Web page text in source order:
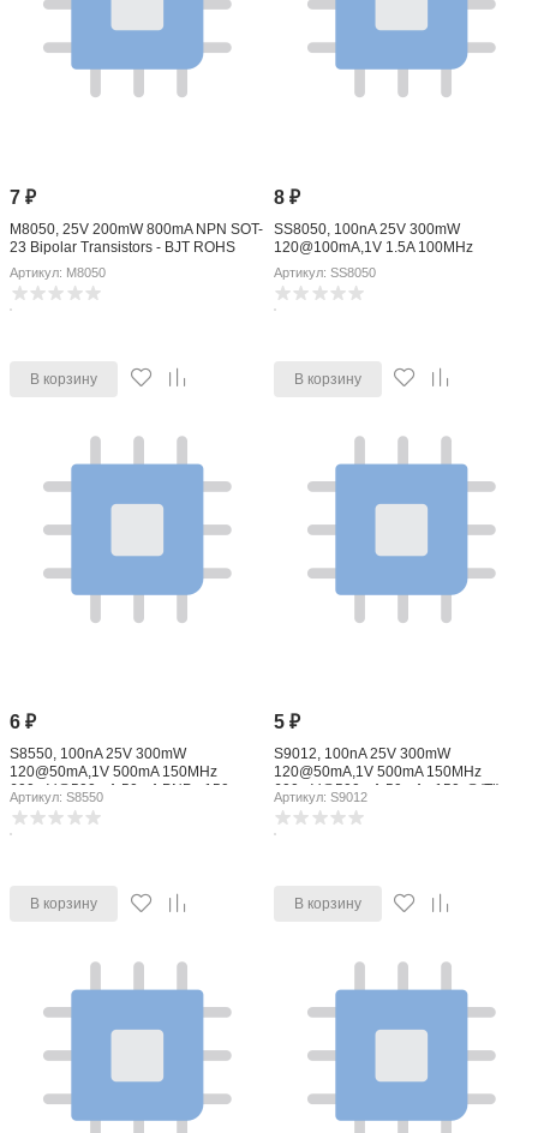
7₽
M8050, 25V 200mW 800mA NPN SOT-
23 Bipolar Transistors - BJT ROHS
Артикул: M8050
В корзину
8 ₽
SS8050, 100nA 25V 300mW
120@100mA,1V 1.5A 100MHz
500mV@800mA,80mA NPN +150-
@(Tj) SOT-23 Bipolar Transistors - BJT
ROHS
Артикул: SS8050
В корзину
6₽
S8550, 100nA 25V 300mW
120@50mA,1V 500mA 150MHz
600mV@500mA,50mA PNP +150-
@(Tj) SOT-23 Bipolar Transistors - BJT
ROHS
Артикул: S8550
В корзину
5 ₽
S9012, 100nA 25V 300mW
120@50mA,1V 500mA 150MHz
600mV@500mA,50mA +150-@(Tj)
SOT-23 Bipolar Transistors - BJT
ROHS
Артикул: S9012
В корзину